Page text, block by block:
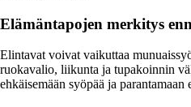
Elämäntapojen merkitys
Elintavat voivat vaikuttaa
ruokavalio, liikunta ja tupakoinnin
ehkäisemään syöpää ja parantamaan